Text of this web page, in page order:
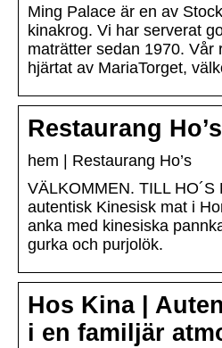
Ming Palace är en av
kinakrog. Vi har serverat
maträtter sedan 1970. Vår
hjärtat av MariaTorget,
Restaurang
hem | Restaurang Ho’s
VÄLKOMMEN. TILL HO´S
autentisk Kinesisk mat i
anka med kinesiska
gurka och purjolök.
Hos Kina |
i en familjär